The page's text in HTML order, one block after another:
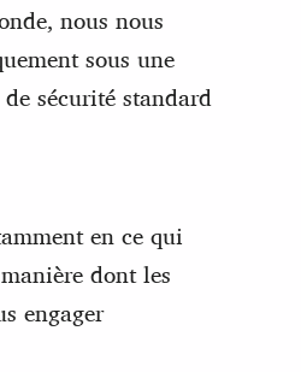
nous nous
sous une
sécurité standard
en ce qui
dont les
engager